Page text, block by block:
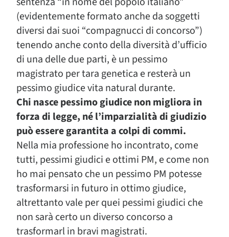
(evidentemente formato anche da soggetti
diversi dai suoi “compagnucci di concorso”)
tenendo anche conto della diversità d’ufficio
di una delle due parti, è un pessimo
magistrato per tara genetica e resterà un
pessimo giudice vita natural durante.
Chi nasce pessimo giudice non migliora in
forza di legge, né l’imparzialità di giudizio
può essere garantita a colpi di commi.
Nella mia professione ho incontrato, come
tutti, pessimi giudici e ottimi PM, e come non
ho mai pensato che un pessimo PM potesse
trasformarsi in futuro in ottimo giudice,
altrettanto vale per quei pessimi giudici che
non sarà certo un diverso concorso a
trasformarl in bravi magistrati.